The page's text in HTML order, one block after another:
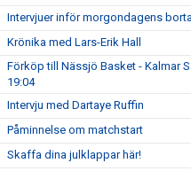
Intervjuer inför morgondagens
Krönika med Lars-Erik Hall
Förköp till Nässjö Basket - Kalmar
19:04
Intervju med Dartaye Ruffin
Påminnelse om matchstart
Skaffa dina julklappar här!